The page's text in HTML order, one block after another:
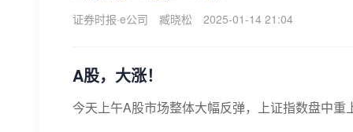
证券时报·e公司
臧晓松 2025-01-14 21:04
A股，大涨！
今天上午A股市场整体大幅反弹，上证指数盘中重